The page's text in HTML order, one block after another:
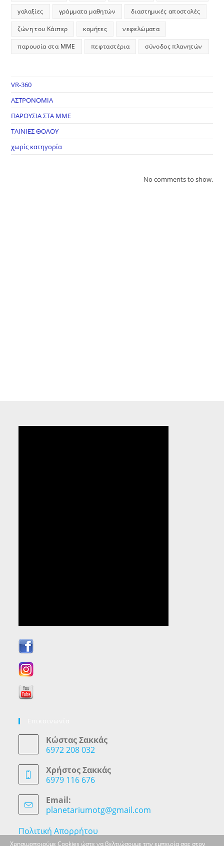
γαλαξίες γράμματα μαθητών διαστημικές αποστολές
ζώνη του Κάιπερ κομήτες νεφελώματα
παρουσία στα ΜΜΕ πεφταστέρια σύνοδος πλανητών
VR-360
ΑΣΤΡΟΝΟΜΙΑ
ΠΑΡΟΥΣΙΑ ΣΤΑ ΜΜΕ
ΤΑΙΝΙΕΣ ΘΟΛΟΥ
χωρίς κατηγορία
No comments to show.
Κώστας Σακκάς
6972 208 032
in
your
Χρήστος Σακκάς
6979 116 676
in
your
application
Email:
planetariumotg@gmail.com
application
Πολιτική Απορρήτου
Χρησιμοποιούμε Cookies ώστε να βελτιώσουμε την εμπειρία σας στον